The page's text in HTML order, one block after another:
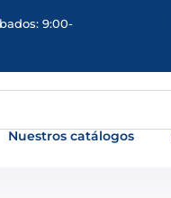
9:00-
Nuestros catálogos